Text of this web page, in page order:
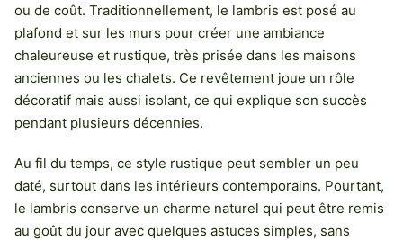
ou de coût. Traditionnellement, le lambris est posé au
plafond et sur les murs pour créer une ambiance
chaleureuse et rustique, très prisée dans les maisons
anciennes ou les chalets. Ce revêtement joue un rôle
décoratif mais aussi isolant, ce qui explique son succès
pendant plusieurs décennies.
Au fil du temps, ce style rustique peut sembler un peu
daté, surtout dans les intérieurs contemporains. Pourtant,
le lambris conserve un charme naturel qui peut être remis
au goût du jour avec quelques astuces simples, sans